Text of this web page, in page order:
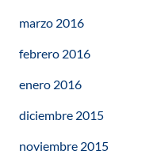
marzo 2016
febrero 2016
enero 2016
diciembre 2015
noviembre 2015